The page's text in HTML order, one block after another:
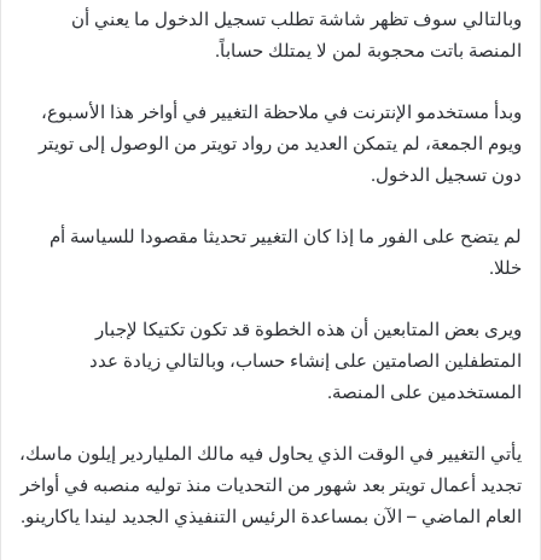
وبالتالي سوف تظهر شاشة تطلب تسجيل الدخول ما يعني أن
المنصة باتت محجوبة لمن لا يمتلك حساباً.
وبدأ مستخدمو الإنترنت في ملاحظة التغيير في أواخر هذا الأسبوع،
ويوم الجمعة، لم يتمكن العديد من رواد تويتر من الوصول إلى تويتر
دون تسجيل الدخول.
لم يتضح على الفور ما إذا كان التغيير تحديثا مقصودا للسياسة أم
خللا.
ويرى بعض المتابعين أن هذه الخطوة قد تكون تكتيكا لإجبار
المتطفلين الصامتين على إنشاء حساب، وبالتالي زيادة عدد
المستخدمين على المنصة.
يأتي التغيير في الوقت الذي يحاول فيه مالك الملياردير إيلون ماسك،
تجديد أعمال تويتر بعد شهور من التحديات منذ توليه منصبه في أواخر
العام الماضي – الآن بمساعدة الرئيس التنفيذي الجديد ليندا ياكارينو.